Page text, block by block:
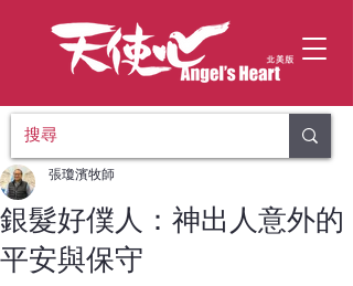
銀髮好僕人：神出人意外的
平安與保守
張瓊濱牧師